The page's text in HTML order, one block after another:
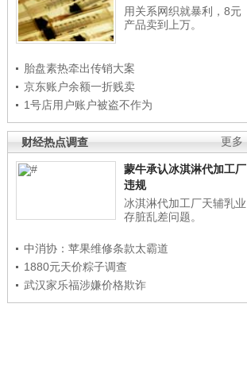
用关系网织就暴利，8元
产品卖到上万。
胎盘素热牵出传销大案
京东账户余额一折贱卖
1号店用户账户被盗不作为
更多
财经热点调查
蒙牛承认冰淇淋代加工厂
违规
冰淇淋代加工厂天辅乳业
存脏乱差问题。
中消协：苹果维修条款太霸道
1880元天价粽子调查
武汉家乐福涉嫌价格欺诈